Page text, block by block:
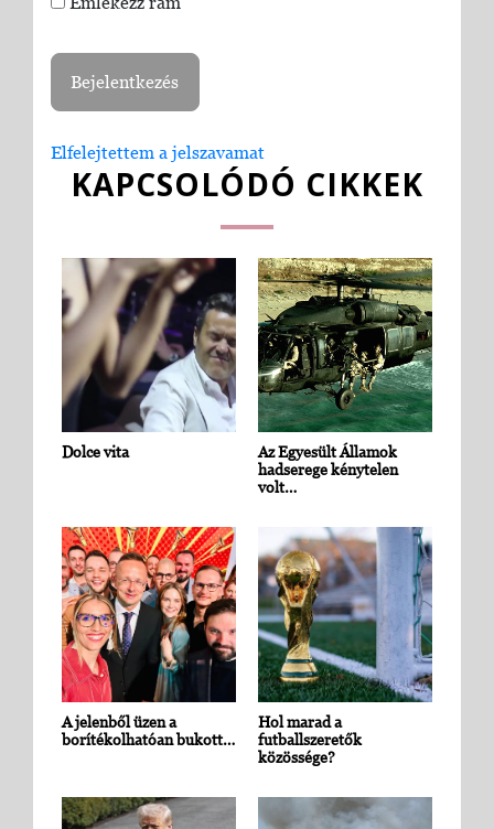
Elfelejtettem a jelszavamat
KAPCSOLÓDÓ CIKKEK
Dolce vita
Az Egyesült Államok
hadserege kénytelen
volt…
A jelenből üzen a
borítékolhatóan bukott…
Hol marad a
futballszeretők
közössége?